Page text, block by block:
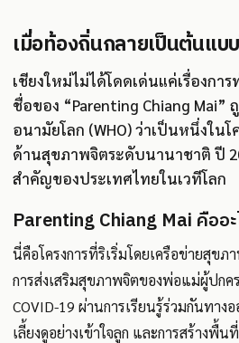
เมื่อท้องถิ่นกลายเป็นต้นแบ
เชียงใหม่ไม่ได้โดดเด่นแค่เรื่องกา
ชื่อของ “Parenting Chiang Mai”
อนามัยโลก (WHO) ว่าเป็นหนึ่งในโ
ด้านสุขภาพจิตระดับนานาชาติ ปี
สำคัญของประเทศไทยในเวทีโลก
Parenting Chiang Mai คืออะ
นี่คือโครงการที่ริเริ่มโดยเครือข่ายสุขภ
การส่งเสริมสุขภาพจิตของพ่อแม่ผู้ปกค
COVID-19 ผ่านการเรียนรู้ร่วมกันทาง
เลี้ยงดูอย่างเข้าใจลูก และการสร้างพื้